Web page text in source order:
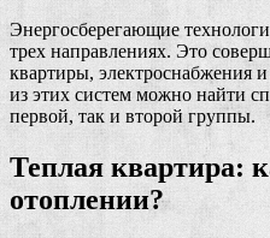
Энергосберегающие
трех направлениях. Это
квартиры, электроснабжения
из этих систем можно найти
первой, так и второй группы.
Теплая квартира:
отоплении?